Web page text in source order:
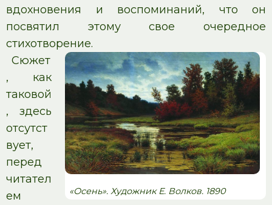
вдохновения и воспоминаний, что он
посвятил этому свое очередное
стихотворение.
«Осень». Художник Е. Волков. 1890
Сюжет
, как
таковой
, здесь
отсутст
вует,
перед
читател
ем